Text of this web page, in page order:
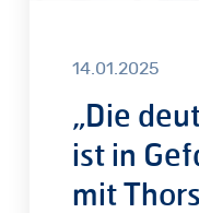
Alsleben14.01.2025
„Die
ist in
mit